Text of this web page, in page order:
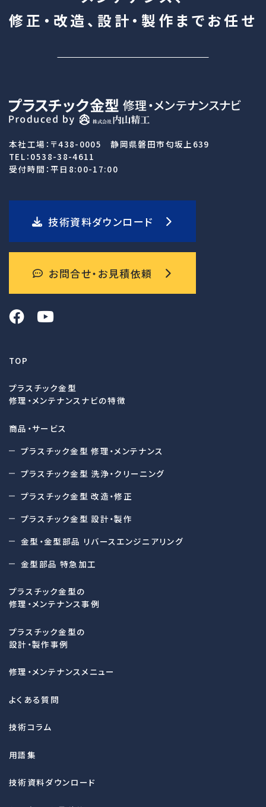
修正・改造、設計・製作まで お任せ
本社工場：〒438-0005 静岡県磐田市匂坂上639
TEL：0538-38-4611
受付時間：平日8:00-17:00
技術資料ダウンロード
お問合せ・お見積依頼
TOP
プラスチック金型
修理・メンテナンスナビの特徴
商品・サービス
プラスチック金型 修理・メンテナンス
プラスチック金型 洗浄・クリーニング
プラスチック金型 改造・修正
プラスチック金型 設計・製作
金型・金型部品 リバースエンジニアリング
金型部品 特急加工
プラスチック金型の
修理・メンテナンス事例
プラスチック金型の
設計・製作事例
修理・メンテナンスメニュー
よくある質問
技術コラム
用語集
技術資料ダウンロード